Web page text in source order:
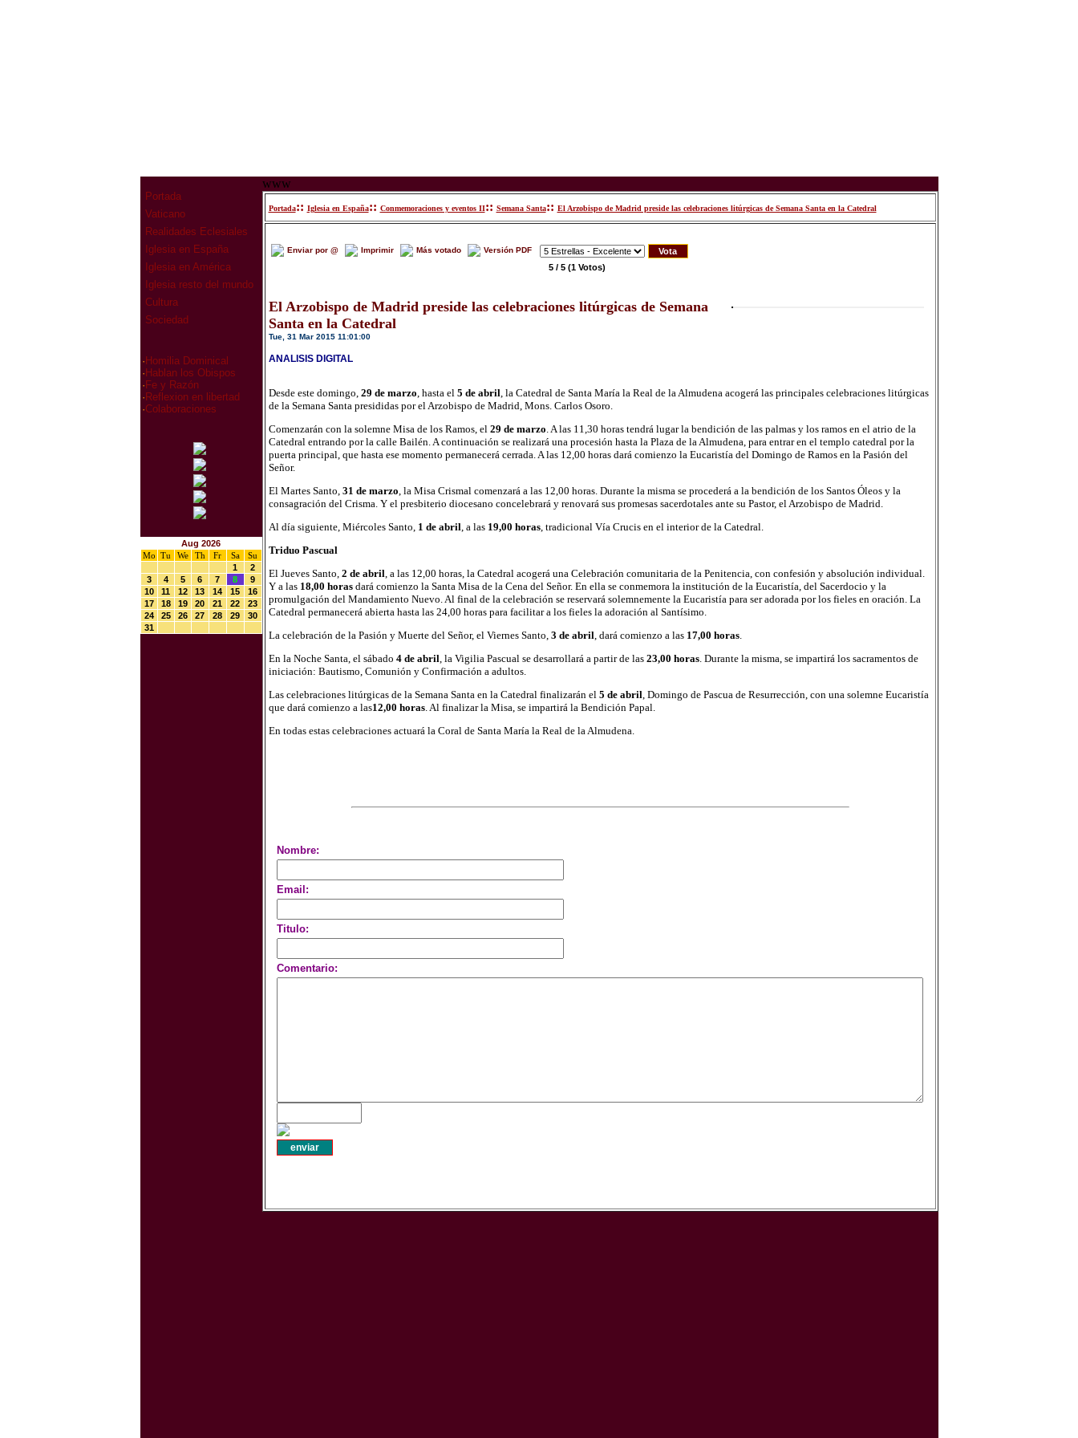
Portada
Vaticano
Realidades Eclesiales
Iglesia en España
Iglesia en América
Iglesia resto del mundo
Cultura
Sociedad
· Homilia Dominical
· Hablan los Obispos
· Fe y Razón
· Reflexion en libertad
·Colaboraciones
Aug 2026
Mo Tu We Th Fr Sa
Su
1
2
3
4 5 6 7 8
9
10
11 12 13 14 15
16
17
18 19 20 21 22
23
24
25 26 27 28 29
30
31
www
Portada:: Iglesia en España:: Conmemoraciones y eventos II:: Semana Santa:: El Arzobispo de Madrid preside las celebraciones litúrgicas de Semana Santa en la Catedral
Enviar por @ Imprimir Más votado Versión PDF
5 / 5 (1 Votos)
El Arzobispo de Madrid preside las celebraciones litúrgicas de Semana
Santa en la Catedral
Tue, 31 Mar 2015 11:01:00
ANALISIS DIGITAL
Desde este domingo, 29 de marzo, hasta el5 de abril, la Catedral de Santa María la Real de la Almudena acogerá las principales celebraciones litúrgicas
de la Semana Santa presididas por el Arzobispo de Madrid, Mons. Carlos Osoro.
Comenzarán con la solemne Misa de los Ramos, el 29 de marzo. A las 11,30 horas tendrá lugar la bendición de las palmas y los ramos en el atrio de la
Catedral entrando por la calle Bailén. A continuación se realizará una procesión hasta la Plaza de la Almudena, para entrar en el templo catedral por la
puerta principal, que hasta ese momento permanecerá cerrada. A las 12,00 horas dará comienzo la Eucaristía del Domingo de Ramos en la Pasión del
Señor.
El Martes Santo, 31 de marzo, la Misa Crismal comenzará a las 12,00 horas. Durante la misma se procederá a la bendición de los Santos Óleos y la
consagración del Crisma. Y el presbiterio diocesano concelebrará y renovará sus promesas sacerdotales ante su Pastor, el Arzobispo de Madrid.
Al día siguiente, Miércoles Santo, 1 de abril, a las 19,00 horas, tradicional Vía Crucis en el interior de la Catedral.
Triduo Pascual
El Jueves Santo, 2 de abril, a las 12,00 horas, la Catedral acogerá una Celebración comunitaria de la Penitencia, con confesión y absolución individual.
Y a las 18,00 horasdará comienzo la Santa Misa de la Cena del Señor. En ella se conmemora la institución de la Eucaristía, del Sacerdocio y la
promulgación del Mandamiento Nuevo. Al final de la celebración se reservará solemnemente la Eucaristía para ser adorada por los fieles en oración. La
Catedral permanecerá abierta hasta las 24,00 horas para facilitar a los fieles la adoración al Santísimo.
La celebración de la Pasión y Muerte del Señor, el Viernes Santo, 3 de abril, dará comienzo a las 17,00 horas.
En la Noche Santa, el sábado 4 de abril, la Vigilia Pascual se desarrollará a partir de las 23,00 horas. Durante la misma, se impartirá los sacramentos de
iniciación: Bautismo, Comunión y Confirmación a adultos.
Las celebraciones litúrgicas de la Semana Santa en la Catedral finalizarán el 5 de abril, Domingo de Pascua de Resurrección, con una solemne Eucaristía
que dará comienzo a las12,00 horas. Al finalizar la Misa, se impartirá la Bendición Papal.
En todas estas celebraciones actuará la Coral de Santa María la Real de la Almudena.
Nombre:
Email:
Titulo:
Comentario: